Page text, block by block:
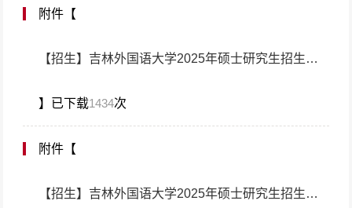
附件【
【招生】吉林外国语大学2025年硕士研究生招生考试参考书目（翻译）.pdf
】已下载1434次
附件【
【招生】吉林外国语大学2025年硕士研究生招生考试参考书目（国际中文教育、出版）.pdf